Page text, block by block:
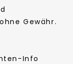
Gewähr.
Info